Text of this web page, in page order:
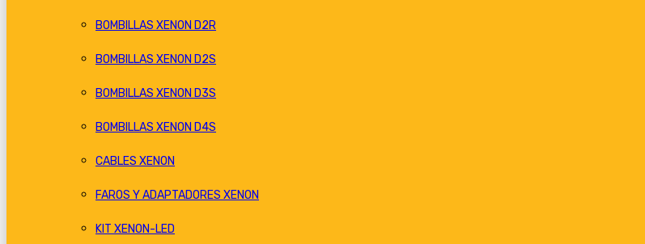
BOMBILLAS XENON D2R
BOMBILLAS XENON D2S
BOMBILLAS XENON D3S
BOMBILLAS XENON D4S
CABLES XENON
FAROS Y ADAPTADORES XENON
KIT XENON-LED